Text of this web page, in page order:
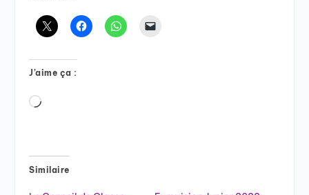
J’aime ça :
Chargement…
Similaire